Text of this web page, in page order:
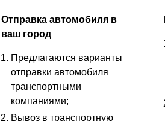
Отправка автомобиля в
ваш город
Предлагаются варианты
отправки автомобиля
транспортными
компаниями;
Вывоз в транспортную